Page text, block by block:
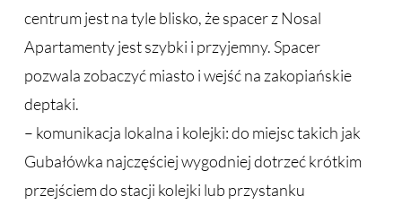
centrum jest na tyle blisko, że spacer z Nosal
Apartamenty jest szybki i przyjemny. Spacer
pozwala zobaczyć miasto i wejść na zakopiańskie
deptaki.
– komunikacja lokalna i kolejki: do miejsc takich jak
Gubałówka najczęściej wygodniej dotrzeć krótkim
przejściem do stacji kolejki lub przystanku